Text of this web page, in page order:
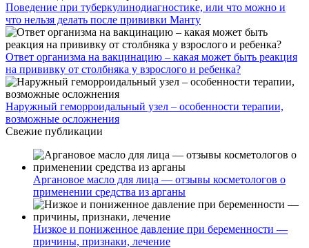
Поведение при туберкулинодиагностике, или что можно и
что нельзя делать после прививки Манту
Ответ организма на вакцинацию – какая может быть реакция
на прививку от столбняка у взрослого и ребенка?
Наружный геморроидальный узел – особенности терапии,
возможные осложнения
Свежие публикации
Аргановое масло для лица — отзывы косметологов о
применении средства из арганы
Низкое и пониженное давление при беременности —
причины, признаки, лечение